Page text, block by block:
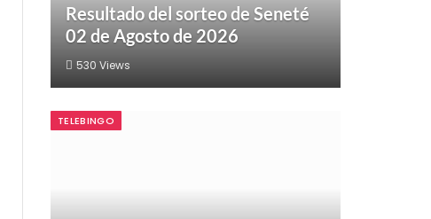
Resultado del sorteo de Seneté
02 de Agosto de 2026
530 Views
TELEBINGO